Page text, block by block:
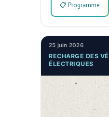
📋 Programme
25 juin 2026
RECHARGE DES
ÉLECTRIQUES